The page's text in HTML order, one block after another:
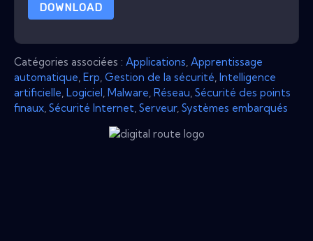
DOWNLOAD
Catégories associées : Applications Apprentissage
automatique Erp Gestion de la sécurité Intelligence
artificielle Logiciel Malware Réseau Sécurité des points
finaux Sécurité Internet Serveur, Systèmes embarqués